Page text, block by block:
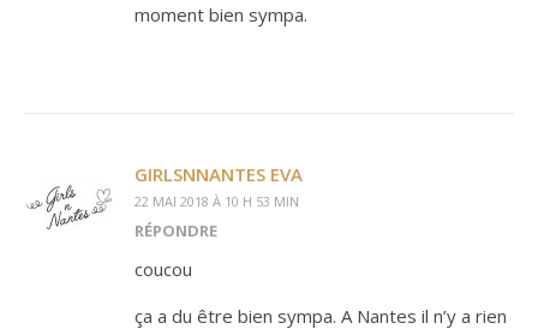
moment bien sympa.
GIRLSNNANTES EVA
22 MAI 2018 À 10 H 53 MIN
RÉPONDRE
coucou
ça a du être bien sympa. A Nantes il n’y a rien